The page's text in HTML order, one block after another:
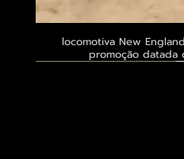
Visualização
locomotiva New
promoção datada